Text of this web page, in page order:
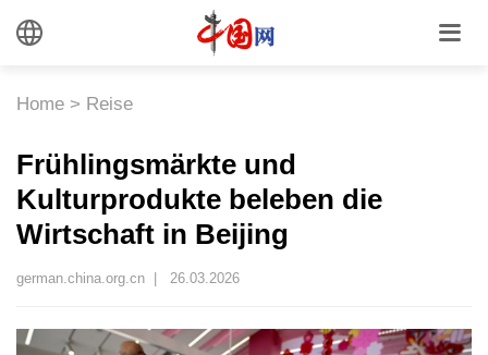
Home > Reise
Frühlingsmärkte und
Kulturprodukte beleben die
Wirtschaft in Beijing
german.china.org.cn | 26.03.2026